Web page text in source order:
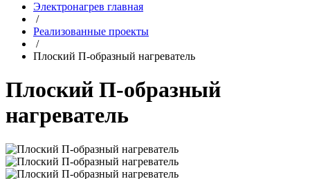
Электронагрев главная
/
Реализованные проекты
/
Плоский П-образный нагреватель
Плоский П-образный
нагреватель